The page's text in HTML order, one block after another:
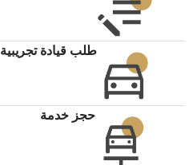
طلب قيادة تجريبية
حجز خدمة